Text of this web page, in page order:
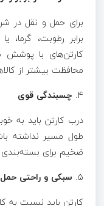
برای حمل و نقل در
برابر رطوبت، گرما،
کارتن‌های با پوشش
محافظت بیشتر از
4. چسبندگی قوی
درب کارتن باید به
طول مسیر نداشته
ضخیم برای
5. سبکی و راحتی حمل
کارتن باید نسبت به